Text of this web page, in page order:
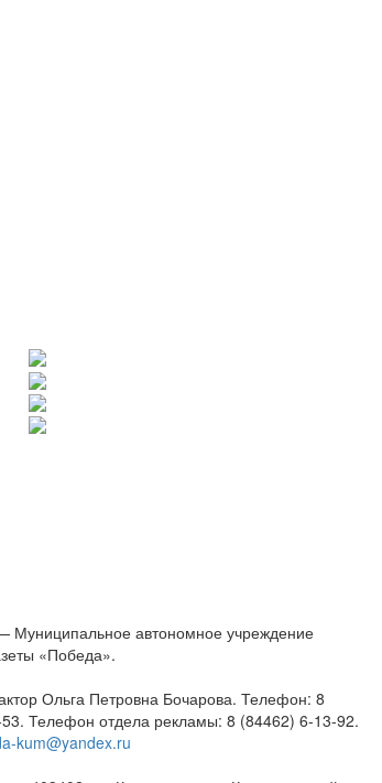
Муниципальное автономное учреждение
«Победа».
Ольга Петровна Бочарова. Телефон: 8
Телефон отдела рекламы: 8 (84462) 6-13-92.
kum@yandex.ru